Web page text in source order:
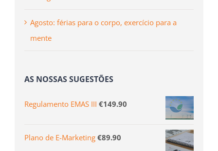
Agosto: férias para o corpo, exercício para a
mente
AS NOSSAS SUGESTÕES
Regulamento EMAS III €149.90
Plano de E-Marketing €89.90